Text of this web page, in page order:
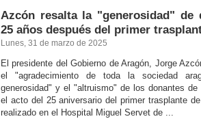
Azcón resalta la "generosidad" de
25 años después del primer
Lunes, 31 de marzo de 2025
El presidente del Gobierno de Aragón, Jorge
el "agradecimiento de toda la sociedad
generosidad" y el "altruismo" de los donantes
el acto del 25 aniversario del primer trasplante
realizado en el Hospital Miguel Servet de ...